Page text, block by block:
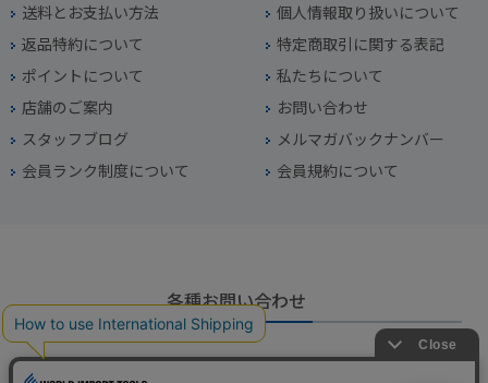
送料とお支払い方法
個人情報取り扱いについて
返品特約について
特定商取引に関する表記
ポイントについて
私たちについて
店舗のご案内
お問い合わせ
スタッフブログ
メルマガバックナンバー
会員ランク制度について
会員規約について
各種お問い合わせ
電話番号